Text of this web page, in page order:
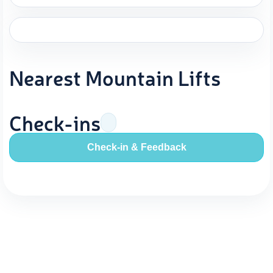
Nearest Mountain Lifts
Check-ins
Check-in & Feedback